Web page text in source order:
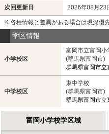
次回更新日 2026年08月23
※各種情報と差異がある場合は現況優
学区情報
小学校区
富岡市立富岡小
(群馬県富岡市)
群馬県富岡市立
中学校区
東中学校
(群馬県富岡市)
群馬県富岡市立
富岡小学校学区域